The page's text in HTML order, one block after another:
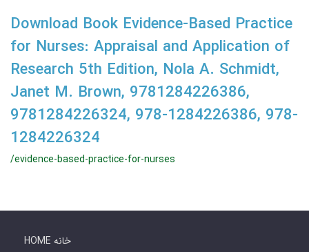
Download Book Evidence-Based Practice
for Nurses: Appraisal and Application of
Research 5th Edition, Nola A. Schmidt,
Janet M. Brown, 9781284226386,
9781284226324, 978-1284226386, 978-
1284226324
/evidence-based-practice-for-nurses
HOME خانه